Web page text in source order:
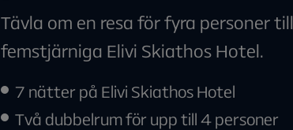
Tävla om en resa för fyra personer till
femstjärniga Elivi Skiathos Hotel.
7 nätter på Elivi Skiathos Hotel
Två dubbelrum för upp till 4 personer